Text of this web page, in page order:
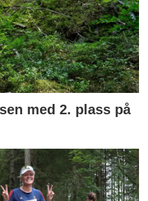
med 2. plass på